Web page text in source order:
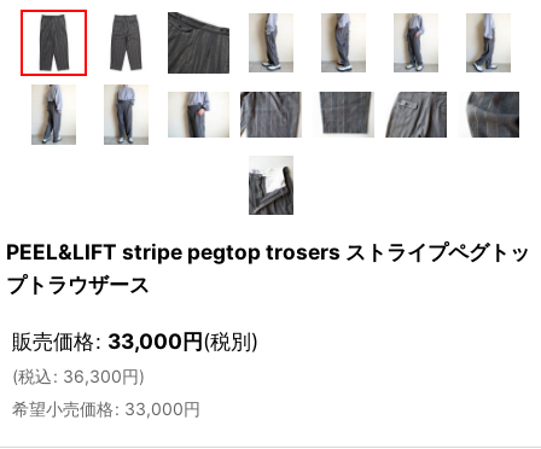
PEEL&LIFT stripe pegtop trosers ストライプペグトッ
プトラウザース
販売価格: 33,000円(税別)
(税込: 36,300円)
希望小売価格: 33,000円